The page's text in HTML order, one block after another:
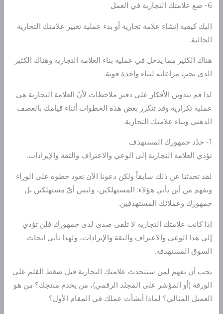
6- ضع علامتك التجارية في العمل
إليك كيفية إنشاء علامة تجارية أو بدء عملية تغيير علامتك التجارية
الحالية.
هناك الكثير مما يدخل في عملية بناء العلامة التجارية وهناك الكثير
الذي يجب مراعاته لبناء واحدة قوية.
لذا قم بتدوين الأفكار على دفتر ملاحظات لأنّ العلامة التجارية هي
عملية تكرارية وقد تتكرر بعض هذه الخطوات أثناء قيامك بالعصف
الذهني وبناء علامتك التجارية.
1- حدّد جمهورك المستهدف
تؤدي العلامة التجارية إلى الوعي والاعتراف والثقة والإيرادات.
لقد تحدثنا عن ذلك سابقاً ولكن دعونا الآن نعود خطوة على الوراء
ونفهم من أين يأتي هؤلاء: المستهلكين، وليس أيّ مستهلكين بل
جمهورك وعملائك المستهدفين.
إذا كانت علامتك التجارية لا تلقى صدى لدى جمهورك فلن تؤدي
إلى هذا الوعي والاعتراف والثقة والإيرادات، ولهذا تأتي أبحاث
السوق المستهدفة.
يجب أن تفهم لمن ستتحدث علامتك التجارية قبل ضغط القلم على
الورقة (أو المؤشر على المجلد الرقمي)، من يخدم منتجك؟ من هو
العميل المثالي؟ لماذا أنشأت عملك في المقام الأول؟